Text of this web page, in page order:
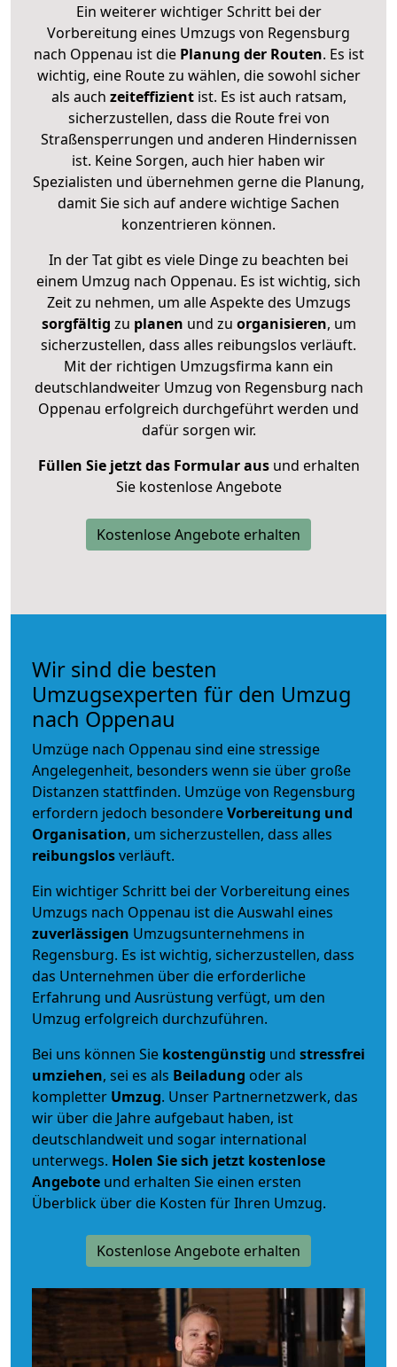
Ein weiterer wichtiger Schritt bei der
Vorbereitung eines Umzugs von Regensburg
nach Oppenau ist diePlanung der Routen. Es ist
wichtig, eine Route zu wählen, die sowohl sicher
als auch zeiteffizientist. Es ist auch ratsam,
sicherzustellen, dass die Route frei von
Straßensperrungen und anderen Hindernissen
ist. Keine Sorgen, auch hier haben wir
Spezialisten und übernehmen gerne die Planung,
damit Sie sich auf andere wichtige Sachen
konzentrieren können.
In der Tat gibt es viele Dinge zu beachten bei
einem Umzug nach Oppenau. Es ist wichtig, sich
Zeit zu nehmen, um alle Aspekte des Umzugs
sorgfältig zu planen und zu organisieren, um
sicherzustellen, dass alles reibungslos verläuft.
Mit der richtigen Umzugsfirma kann ein
deutschlandweiter Umzug von Regensburg nach
Oppenau erfolgreich durchgeführt werden und
dafür sorgen wir.
Füllen Sie jetzt das Formular ausund erhalten
Sie kostenlose Angebote
Kostenlose Angebote erhalten
Wir sind die besten
Umzugsexperten für den Umzug
nach Oppenau
Umzüge nach Oppenau sind eine stressige
Angelegenheit, besonders wenn sie über große
Distanzen stattfinden. Umzüge von Regensburg
erfordern jedoch besondereVorbereitung und
Organisation, um sicherzustellen, dass alles
reibungslosverläuft.
Ein wichtiger Schritt bei der Vorbereitung eines
Umzugs nach Oppenau ist die Auswahl eines
zuverlässigen Umzugsunternehmens in
Regensburg. Es ist wichtig, sicherzustellen, dass
das Unternehmen über die erforderliche
Erfahrung und Ausrüstung verfügt, um den
Umzug erfolgreich durchzuführen.
Bei uns können Sie kostengünstig und stressfrei
umziehen, sei es als Beiladung oder als
kompletter Umzug. Unser Partnernetzwerk, das
wir über die Jahre aufgebaut haben, ist
deutschlandweit und sogar international
unterwegs. Holen Sie sich jetzt kostenlose
Angebote und erhalten Sie einen ersten
Überblick über die Kosten für Ihren Umzug.
Kostenlose Angebote erhalten